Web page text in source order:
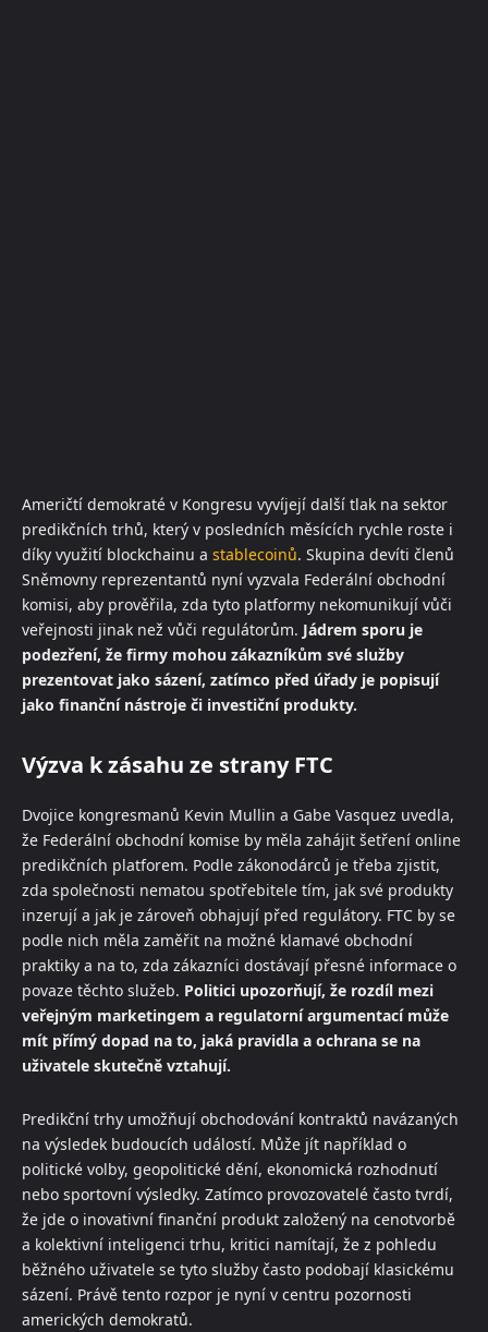
Američtí demokraté v Kongresu vyvíjejí další tlak na sektor
predikčních trhů, který v posledních měsících rychle roste i
díky využití blockchainu a stablecoinů. Skupina devíti členů
Sněmovny reprezentantů nyní vyzvala Federální obchodní
komisi, aby prověřila, zda tyto platformy nekomunikují vůči
veřejnosti jinak než vůči regulátorům. Jádrem sporu je
podezření, že firmy mohou zákazníkům své služby
prezentovat jako sázení, zatímco před úřady je popisují
jako finanční nástroje či investiční produkty.
Výzva k zásahu ze strany FTC
Dvojice kongresmanů Kevin Mullin a Gabe Vasquez uvedla,
že Federální obchodní komise by měla zahájit šetření online
predikčních platforem. Podle zákonodárců je třeba zjistit,
zda společnosti nematou spotřebitele tím, jak své produkty
inzerují a jak je zároveň obhajují před regulátory. FTC by se
podle nich měla zaměřit na možné klamavé obchodní
praktiky a na to, zda zákazníci dostávají přesné informace o
povaze těchto služeb. Politici upozorňují, že rozdíl mezi
veřejným marketingem a regulatorní argumentací může
mít přímý dopad na to, jaká pravidla a ochrana se na
uživatele skutečně vztahují.
Predikční trhy umožňují obchodování kontraktů navázaných
na výsledek budoucích událostí. Může jít například o
politické volby, geopolitické dění, ekonomická rozhodnutí
nebo sportovní výsledky. Zatímco provozovatelé často tvrdí,
že jde o inovativní finanční produkt založený na cenotvorbě
a kolektivní inteligenci trhu, kritici namítají, že z pohledu
běžného uživatele se tyto služby často podobají klasickému
sázení. Právě tento rozpor je nyní v centru pozornosti
amerických demokratů.